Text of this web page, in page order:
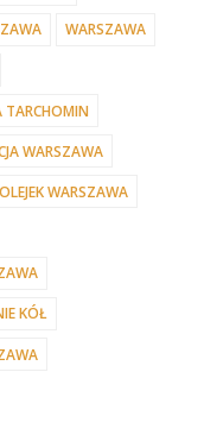
WARSZAWA
TARCHOMIN
WARSZAWA
WARSZAWA
KÓŁ